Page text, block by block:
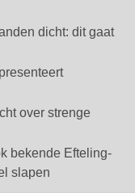
dicht: dit gaat
over strenge
bekende Efteling-
slapen